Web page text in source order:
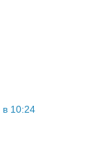
в 10:24